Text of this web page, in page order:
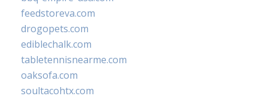
feedstoreva.com
drogopets.com
ediblechalk.com
tabletennisnearme.com
oaksofa.com
soultacohtx.com